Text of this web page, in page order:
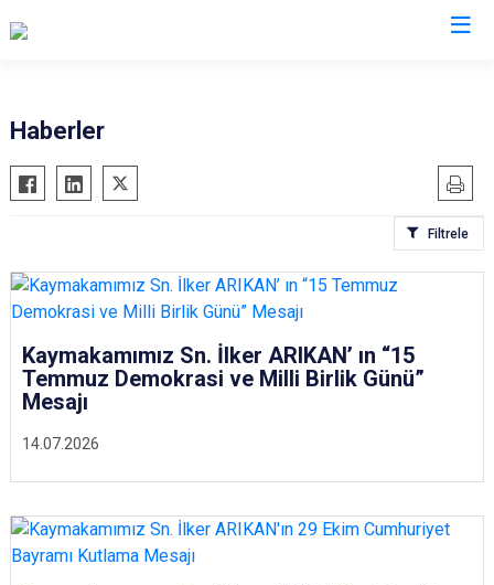
Bozdoğan
Buharkent
Didim
Germencik
İncirliova
Karacasu
Karpuzlu
Koçarlı
Nazilli
Söke
Sultanhisar
Yenipazar
Haberler
Filtrele
14.07.2026
Kaymakamımız Sn. İlker ARIKAN’ ın “15
Temmuz Demokrasi ve Milli Birlik Günü”
Mesajı